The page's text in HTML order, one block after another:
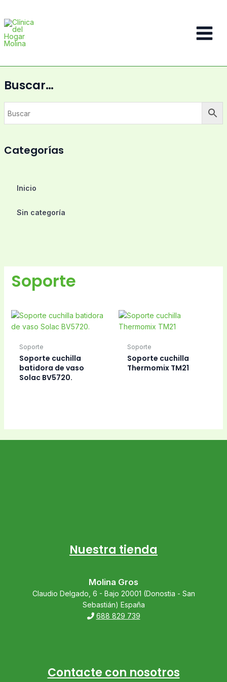
contenido
Main
Buscar…
Categorías
Inicio
Sin categoría
Soporte
Soporte
Soporte cuchilla
batidora de vaso
Solac BV5720.
Soporte
Soporte cuchilla
Thermomix TM21
Nuestra tienda
Molina Gros
Claudio Delgado, 6 - Bajo 20001 (Donostia - San
Sebastián) España
688 829 739
Contacte con nosotros